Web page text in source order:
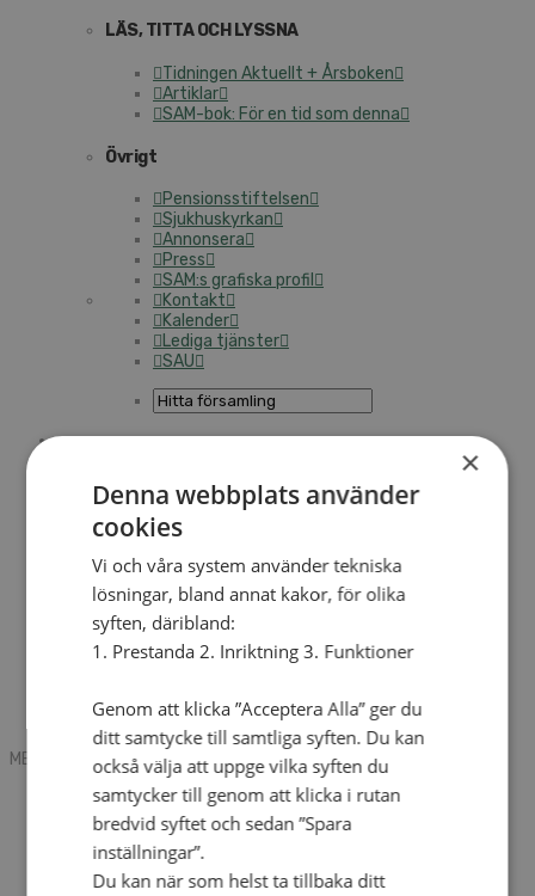
LÄS, TITTA OCH LYSSNA
Tidningen Aktuellt + Årsboken
Artiklar
SAM-bok: För en tid som denna
Övrigt
Pensionsstiftelsen
Sjukhuskyrkan
Annonsera
Press
SAM:s grafiska profil
Kontakt
Kalender
Lediga tjänster
SAU
Mobile box
Kontakt
Tidning
Annonsera
Hitta församling
Press
SAU
Lediga tjänster
Sommargårdar
MENU
MENU
Search mobile
English
Hej! Vad söker du?
Kontakt
Kalender
×
Denna webbplats använder
cookies
Vi och våra system använder tekniska
lösningar, bland annat kakor, för olika
syften, däribland:
1. Prestanda 2. Inriktning 3. Funktioner
Genom att klicka ”Acceptera Alla” ger du
ditt samtycke till samtliga syften. Du kan
också välja att uppge vilka syften du
samtycker till genom att klicka i rutan
bredvid syftet och sedan ”Spara
inställningar”.
Du kan när som helst ta tillbaka ditt